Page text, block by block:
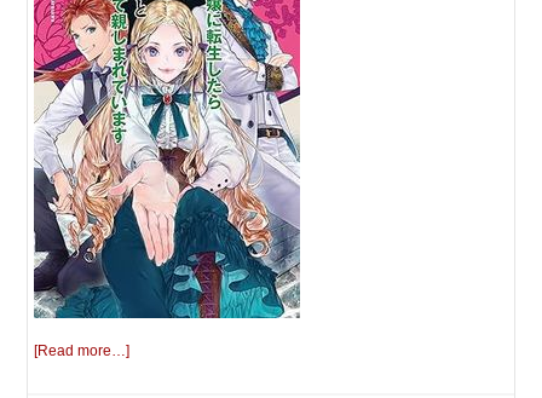
[Read more…]